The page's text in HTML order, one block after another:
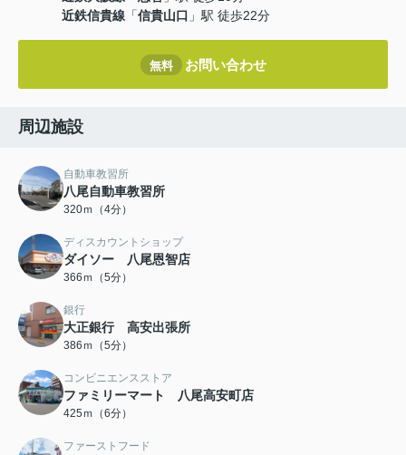
近鉄信貴線 「信貴山口 」駅 徒歩22分
無料 お問い合わせ
周辺施設
自動車教習所
八尾自動車教習所
320ｍ（4分）
ディスカウントショップ
ダイソー 八尾恩智店
366ｍ（5分）
銀行
大正銀行 高安出張所
386ｍ（5分）
コンビニエンスストア
ファミリーマート 八尾高安町店
425ｍ（6分）
ファーストフード